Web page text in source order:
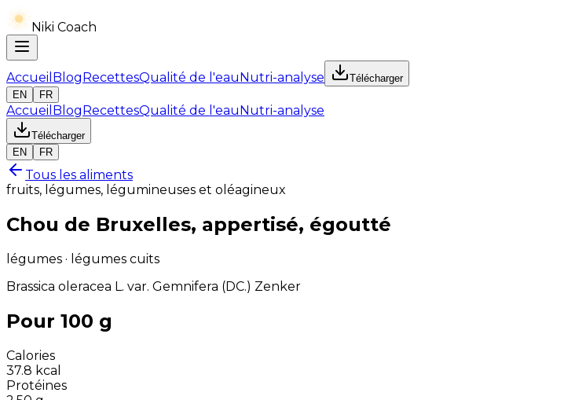
Niki Coach
Accueil BlogRecettesQualité de l'eauNutri-analyse
Télécharger
EN
FR
Accueil BlogRecettesQualité de l'eauNutri-analyse
Télécharger
EN
FR
Tous les aliments
fruits, légumes, légumineuses et oléagineux
Chou de Bruxelles, appertisé, égoutté
légumes · légumes cuits
Brassica oleracea L. var. Gemnifera (DC.) Zenker
Pour 100 g
Calories
37.8 kcal
Protéines